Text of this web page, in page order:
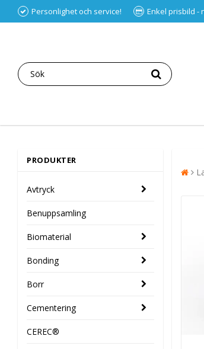
Personlighet och service! Enkel prisbild -
PRODUKTER
Avtryck
Benuppsamling
Biomaterial
Bonding
Borr
Cementering
CEREC®